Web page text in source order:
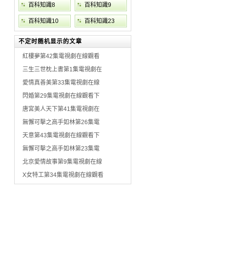
百科知識8 百科知識9
百科知識10 百科知識23
不定时随机显示的文章
紅樓夢第42集電視劇在線觀看
三生三世枕上書第1集電視劇在
愛情真善美第33集電視劇在線
閃婚第29集電視劇在線觀看下
唐宮美人天下第41集電視劇在
無懈可擊之高手如林第26集電
天意第43集電視劇在線觀看下
無懈可擊之高手如林第23集電
北京愛情故事第9集電視劇在線
X女特工第34集電視劇在線觀看